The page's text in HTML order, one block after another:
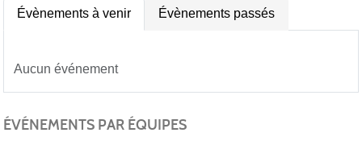
Évènements à venir Évènements passés
Aucun événement
ÉVÉNEMENTS PAR ÉQUIPES